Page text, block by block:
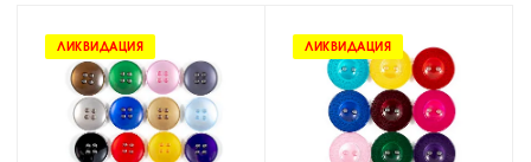
ЛИКВИДАЦИЯ ЛИКВИДАЦИЯ